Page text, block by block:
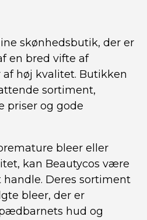
skønhedsbutik, der er
en bred vifte af
høj kvalitet. Butikken
sortiment,
priser og gode
bleer eller
kan Beautycos være
Deres sortiment
bleer, der er
hud og